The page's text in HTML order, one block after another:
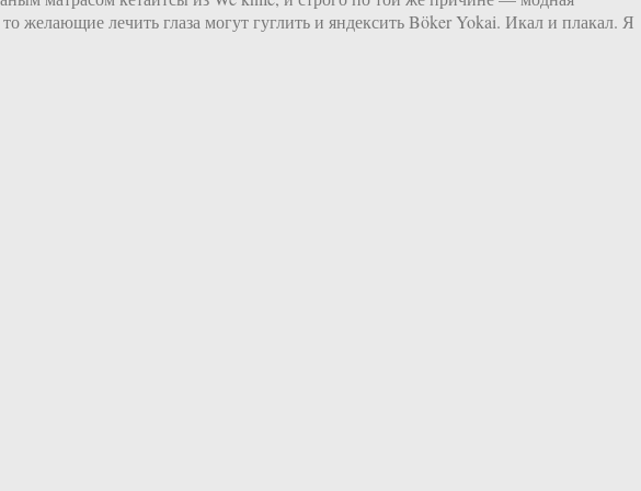
желающие лечить глаза могут гуглить и яндексить Böker Yokai. Икал и плакал. Я